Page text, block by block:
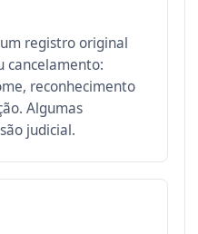
registro original
cancelamento:
reconhecimento
Algumas
judicial.